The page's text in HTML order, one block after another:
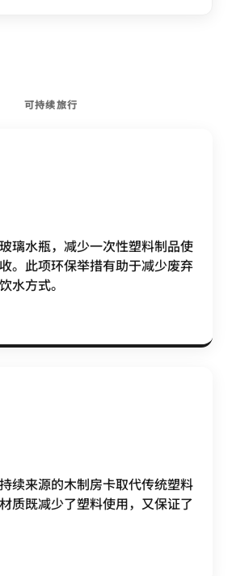
可持续旅行
璃水瓶，减少一次性塑料制品使
。此项环保举措有助于减少废弃
水方式。
续来源的木制房卡取代传统塑料
质既减少了塑料使用，又保证了